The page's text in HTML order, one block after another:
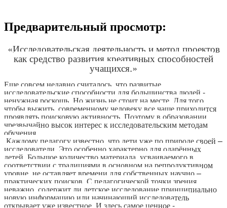
Предварительный просмотр:
«Исследовательская деятельность и метод проектов
как средство развития креативных способностей
учащихся.»
Еще совсем недавно считалось, что развитые
исследовательские способности для большинства людей -
ненужная роскошь. Но жизнь не стоит на месте. Для того
чтобы выжить, современному человеку все чаще приходится
проявлять поисковую активность. Поэтому в образовании
чрезвычайно высок интерес к исследовательским методам
обучения.
Каждому педагогу известно, что дети уже по природе своей –
исследователи. Это особенно характерно для одарённых
детей. Большое количество материала, усваиваемого в
соответствии с традициями в основном на репродуктивном
уровне, не оставляет времени для собственных научно –
практических поисков. С педагогической точки зрения
неважно, содержит ли детское исследование принципиально
новую информацию или начинающий исследователь
открывает уже известное. И здесь самое ценное -